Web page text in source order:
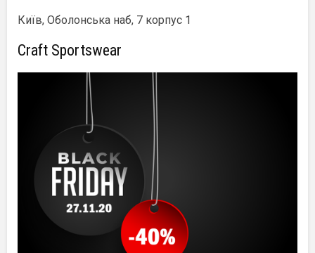
Київ, Оболонська наб, 7 корпус 1
Craft Sportswear